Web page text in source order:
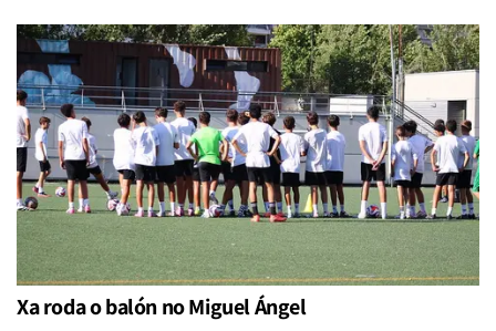
Xa roda o balón no Miguel Ángel